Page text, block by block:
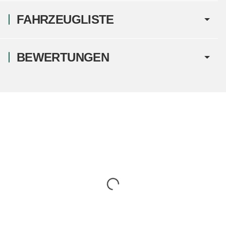
FAHRZEUGLISTE
BEWERTUNGEN